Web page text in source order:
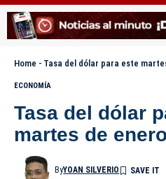
Home - Tasa del dólar para este
ECONOMÍA
Tasa del dólar
martes de
ByYOAN SILVERIO